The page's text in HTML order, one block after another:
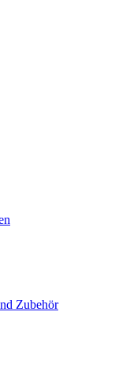
Zubehör